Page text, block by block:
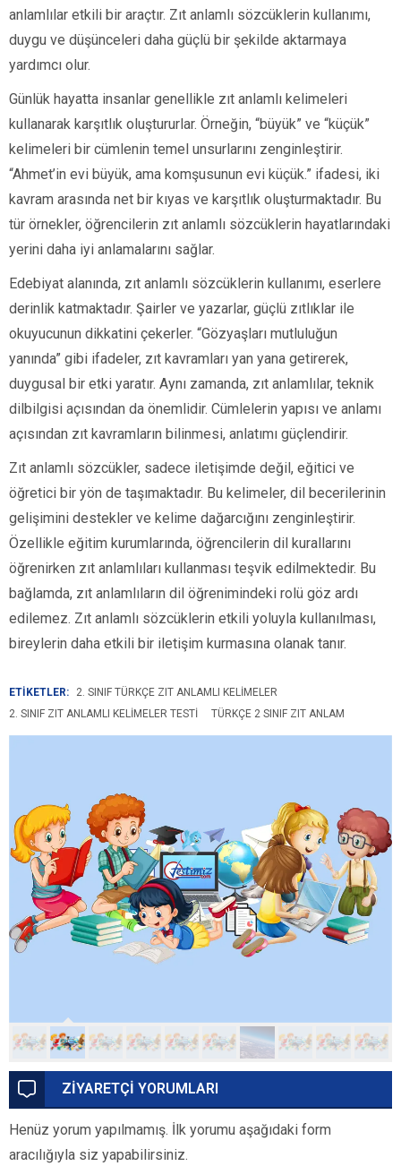
anlamlılar etkili bir araçtır. Zıt anlamlı sözcüklerin kullanımı,
duygu ve düşünceleri daha güçlü bir şekilde aktarmaya
yardımcı olur.
Günlük hayatta insanlar genellikle zıt anlamlı kelimeleri
kullanarak karşıtlık oluştururlar. Örneğin, “büyük” ve “küçük”
kelimeleri bir cümlenin temel unsurlarını zenginleştirir.
“Ahmet’in evi büyük, ama komşusunun evi küçük.” ifadesi, iki
kavram arasında net bir kıyas ve karşıtlık oluşturmaktadır. Bu
tür örnekler, öğrencilerin zıt anlamlı sözcüklerin hayatlarındaki
yerini daha iyi anlamalarını sağlar.
Edebiyat alanında, zıt anlamlı sözcüklerin kullanımı, eserlere
derinlik katmaktadır. Şairler ve yazarlar, güçlü zıtlıklar ile
okuyucunun dikkatini çekerler. “Gözyaşları mutluluğun
yanında” gibi ifadeler, zıt kavramları yan yana getirerek,
duygusal bir etki yaratır. Aynı zamanda, zıt anlamlılar, teknik
dilbilgisi açısından da önemlidir. Cümlelerin yapısı ve anlamı
açısından zıt kavramların bilinmesi, anlatımı güçlendirir.
Zıt anlamlı sözcükler, sadece iletişimde değil, eğitici ve
öğretici bir yön de taşımaktadır. Bu kelimeler, dil becerilerinin
gelişimini destekler ve kelime dağarcığını zenginleştirir.
Özellikle eğitim kurumlarında, öğrencilerin dil kurallarını
öğrenirken zıt anlamlıları kullanması teşvik edilmektedir. Bu
bağlamda, zıt anlamlıların dil öğrenimindeki rolü göz ardı
edilemez. Zıt anlamlı sözcüklerin etkili yoluyla kullanılması,
bireylerin daha etkili bir iletişim kurmasına olanak tanır.
ETİKETLER:
2. SINIF TÜRKÇE ZIT ANLAMLI KELIMELER
2. SINIF ZIT ANLAMLI KELIMELER TESTI
TÜRKÇE 2 SINIF ZIT ANLAM
ZİYARETÇİ YORUMLARI
Henüz yorum yapılmamış. İlk yorumu aşağıdaki form
aracılığıyla siz yapabilirsiniz.